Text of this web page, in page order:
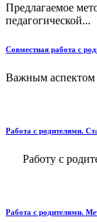
Предлагаемое
педагогической...
Совместная работа с
Важным аспектом
Работа с родителями.
Работу с
Работа с родителями.